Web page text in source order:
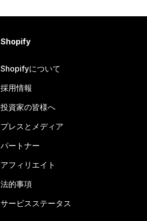
Shopify
Shopifyについて
採用情報
投資家の皆様へ
プレスとメディア
パートナー
アフィリエイト
法的事項
サービスステータス